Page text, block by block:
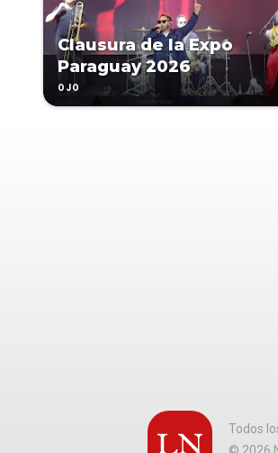
Clausura de la Expo
Paraguay 2026
OJO
Todos